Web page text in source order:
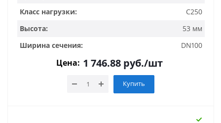
Класс нагрузки:
C250
Высота:
53 мм
Ширина сечения:
DN100
Цена: 1 746.88руб./шт
Купить